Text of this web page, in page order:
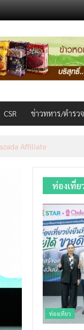
CSR ข่าวทหาร/ตำรวจ
Affiliate
ท่องเที่ย
ท่องเที่ยว